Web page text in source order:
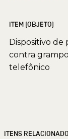
ITEM (OBJETO)
Dispositivo de
contra grampo
telefônico
ITENS